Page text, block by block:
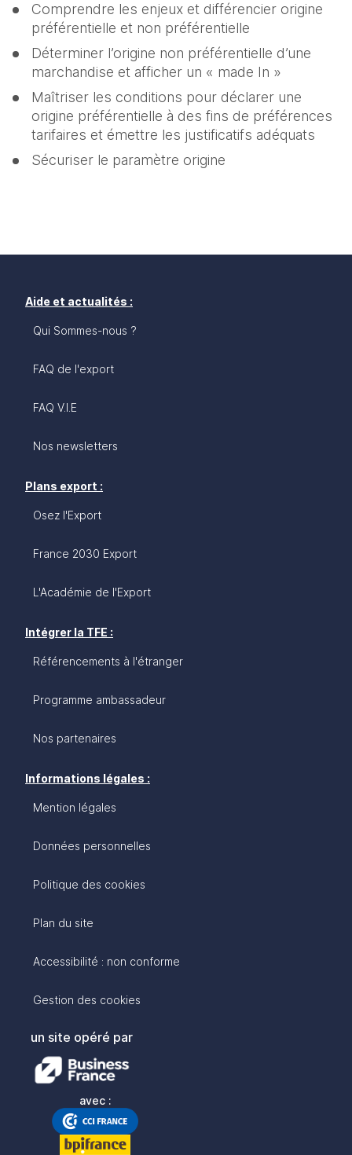
Comprendre les enjeux et différencier origine
préférentielle et non préférentielle
Déterminer l’origine non préférentielle d’une
marchandise et afficher un « made In »
Maîtriser les conditions pour déclarer une
origine préférentielle à des fins de préférences
tarifaires et émettre les justificatifs adéquats
Sécuriser le paramètre origine
Aide et actualités :
Qui Sommes-nous ?
FAQ de l'export
FAQ V.I.E
Nos newsletters
Plans export :
Osez l'Export
France 2030 Export
L'Académie de l'Export
Intégrer la TFE :
Référencements à l'étranger
Programme ambassadeur
Nos partenaires
Informations légales :
Mention légales
Données personnelles
Politique des cookies
Plan du site
Accessibilité : non conforme
Gestion des cookies
un site opéré par
avec :